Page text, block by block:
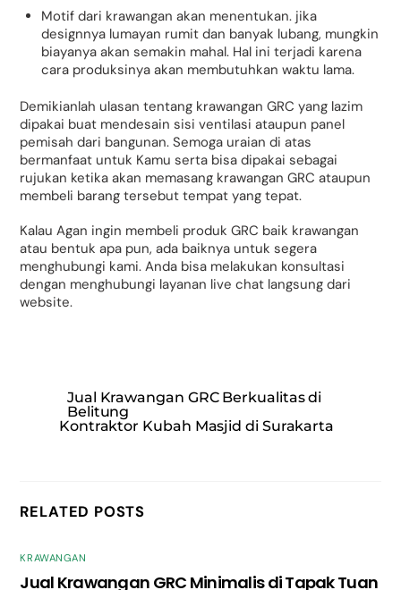
Motif dari krawangan akan menentukan. jika
designnya lumayan rumit dan banyak lubang, mungkin
biayanya akan semakin mahal. Hal ini terjadi karena
cara produksinya akan membutuhkan waktu lama.
Demikianlah ulasan tentang krawangan GRC yang lazim
dipakai buat mendesain sisi ventilasi ataupun panel
pemisah dari bangunan. Semoga uraian di atas
bermanfaat untuk Kamu serta bisa dipakai sebagai
rujukan ketika akan memasang krawangan GRC ataupun
membeli barang tersebut tempat yang tepat.
Kalau Agan ingin membeli produk GRC baik krawangan
atau bentuk apa pun, ada baiknya untuk segera
menghubungi kami. Anda bisa melakukan konsultasi
dengan menghubungi layanan live chat langsung dari
website.
Jual Krawangan GRC Berkualitas di
Belitung
Kontraktor Kubah Masjid di Surakarta
RELATED POSTS
KRAWANGAN
Jual Krawangan GRC Minimalis di Tapak Tuan